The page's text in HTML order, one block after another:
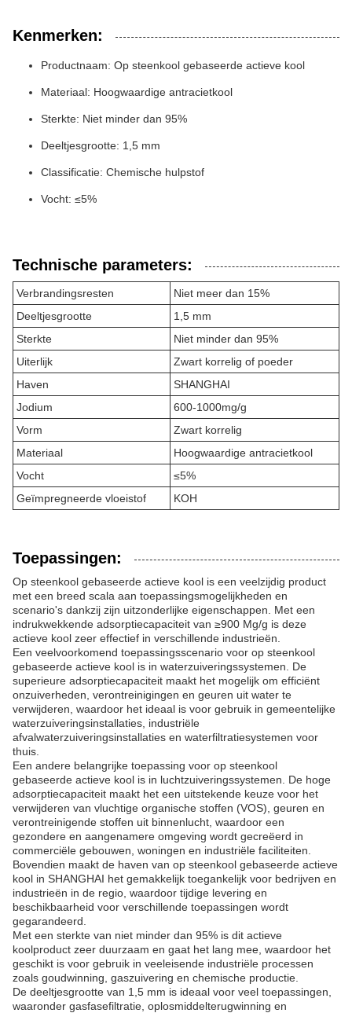
Kenmerken:
Productnaam: Op steenkool gebaseerde actieve kool
Materiaal: Hoogwaardige antracietkool
Sterkte: Niet minder dan 95%
Deeltjesgrootte: 1,5 mm
Classificatie: Chemische hulpstof
Vocht: ≤5%
Technische parameters:
Verbrandingsresten
Niet meer dan 15%
Deeltjesgrootte
1,5 mm
Sterkte
Niet minder dan 95%
Uiterlijk
Zwart korrelig of poeder
Haven
SHANGHAI
Jodium
600-1000mg/g
Vorm
Zwart korrelig
Materiaal
Hoogwaardige antracietkool
Vocht
≤5%
Geïmpregneerde vloeistof
KOH
Toepassingen:
Op steenkool gebaseerde actieve kool is een veelzijdig product
met een breed scala aan toepassingsmogelijkheden en
scenario's dankzij zijn uitzonderlijke eigenschappen. Met een
indrukwekkende adsorptiecapaciteit van ≥900 Mg/g is deze
actieve kool zeer effectief in verschillende industrieën.
Een veelvoorkomend toepassingsscenario voor op steenkool
gebaseerde actieve kool is in waterzuiveringssystemen. De
superieure adsorptiecapaciteit maakt het mogelijk om efficiënt
onzuiverheden, verontreinigingen en geuren uit water te
verwijderen, waardoor het ideaal is voor gebruik in gemeentelijke
waterzuiveringsinstallaties, industriële
afvalwaterzuiveringsinstallaties en waterfiltratiesystemen voor
thuis.
Een andere belangrijke toepassing voor op steenkool
gebaseerde actieve kool is in luchtzuiveringssystemen. De hoge
adsorptiecapaciteit maakt het een uitstekende keuze voor het
verwijderen van vluchtige organische stoffen (VOS), geuren en
verontreinigende stoffen uit binnenlucht, waardoor een
gezondere en aangenamere omgeving wordt gecreëerd in
commerciële gebouwen, woningen en industriële faciliteiten.
Bovendien maakt de haven van op steenkool gebaseerde actieve
kool in SHANGHAI het gemakkelijk toegankelijk voor bedrijven en
industrieën in de regio, waardoor tijdige levering en
beschikbaarheid voor verschillende toepassingen wordt
gegarandeerd.
Met een sterkte van niet minder dan 95% is dit actieve
koolproduct zeer duurzaam en gaat het lang mee, waardoor het
geschikt is voor gebruik in veeleisende industriële processen
zoals goudwinning, gaszuivering en chemische productie.
De deeltjesgrootte van 1,5 mm is ideaal voor veel toepassingen,
waaronder gasfasefiltratie, oplosmiddelterugwinning en